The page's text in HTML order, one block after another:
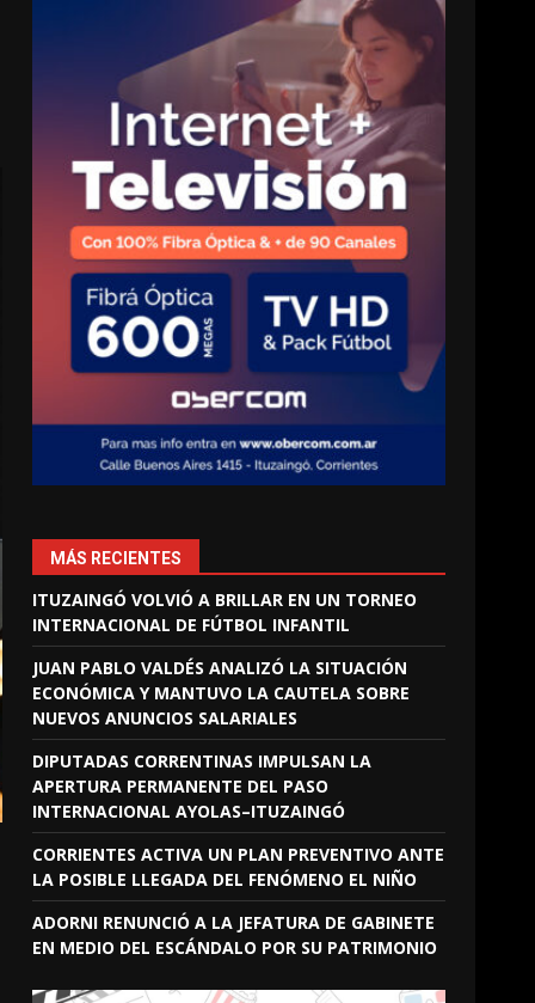
MÁS RECIENTES
ITUZAINGÓ VOLVIÓ A BRILLAR EN UN TORNEO
INTERNACIONAL DE FÚTBOL INFANTIL
JUAN PABLO VALDÉS ANALIZÓ LA SITUACIÓN
ECONÓMICA Y MANTUVO LA CAUTELA SOBRE
NUEVOS ANUNCIOS SALARIALES
DIPUTADAS CORRENTINAS IMPULSAN LA
APERTURA PERMANENTE DEL PASO
INTERNACIONAL AYOLAS–ITUZAINGÓ
CORRIENTES ACTIVA UN PLAN PREVENTIVO ANTE
LA POSIBLE LLEGADA DEL FENÓMENO EL NIÑO
ADORNI RENUNCIÓ A LA JEFATURA DE GABINETE
EN MEDIO DEL ESCÁNDALO POR SU PATRIMONIO